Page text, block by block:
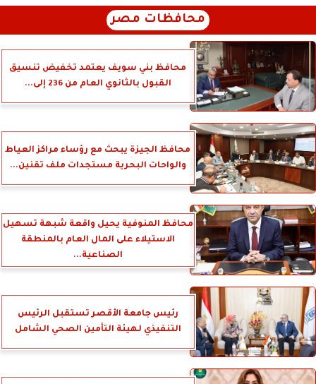
محافظات مصر
محافظ بني سويف يعتمد تخفيض تنسيق
القبول بالثانوي العام من 236 إلى...
محافظ الجيزة يبحث مع رؤساء مراكز العياط
والواحات البحرية مستجدات ملف تقنين...
محافظ المنوفية يحيل واقعة شبهة تسهيل
الاستيلاء على المال العام بالمنطقة
الصناعية...
رئيس جامعة الأقصر تستقبل الرئيس
التنفيذي لهيئة التأمين الصحي الشامل